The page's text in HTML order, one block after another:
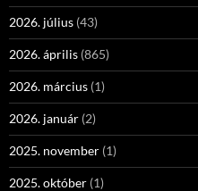
2026. július (43)
2026. április (865)
2026. március (1)
2026. január (2)
2025. november (1)
2025. október (1)